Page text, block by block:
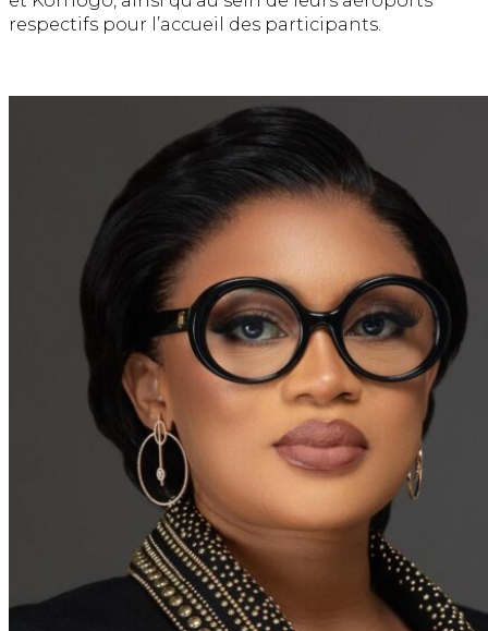
respectifs pour l’accueil des participants.